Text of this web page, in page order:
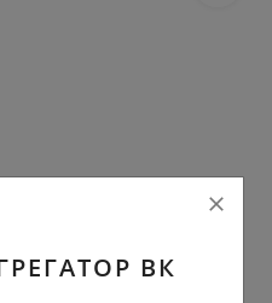
завершил отношения с
ВК